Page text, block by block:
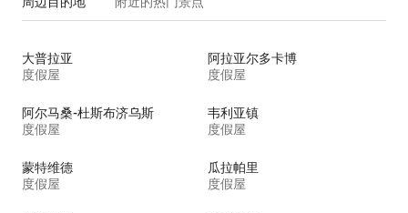
大普拉亚
度假屋
阿拉亚尔多卡博
度假屋
阿尔马桑-杜斯布济乌斯
度假屋
韦利亚镇
度假屋
蒙特维德
度假屋
瓜拉帕里
度假屋